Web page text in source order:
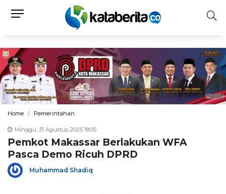
Home Pemerintahan
Minggu, 31 Agustus 2025 18:05
Pemkot Makassar Berlakukan WFA
Pasca Demo Ricuh DPRD
Muhammad Shadiq